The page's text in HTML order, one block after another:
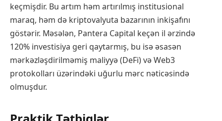
keçmişdir. Bu artım həm artırılmış institusional
maraq, həm də kriptovalyuta bazarının inkişafını
göstərir. Məsələn, Pantera Capital keçən il ərzində
120% investisiya geri qaytarmış, bu isə əsasən
mərkəzləşdirilməmiş maliyyə (DeFi) və Web3
protokolları üzərindəki uğurlu mərc nəticəsində
olmuşdur.